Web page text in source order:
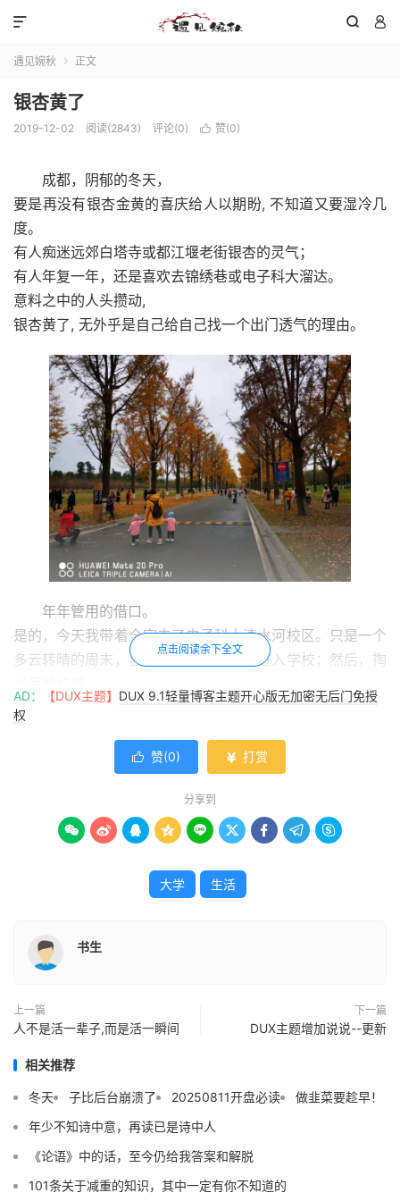
 

遇见婉秋  正文
银杏黄了
2019-12-02 阅读(2843) 评论(0)  赞(0)
成都，阴郁的冬天，
要是再没有银杏金黄的喜庆给人以期盼, 不知道又要湿冷几
度。
有人痴迷远郊白塔寺或都江堰老街银杏的灵气；
有人年复一年，还是喜欢去锦绣巷或电子科大溜达。
意料之中的人头攒动,
银杏黄了, 无外乎是自己给自己找一个出门透气的理由。
年年管用的借口。
是的，今天我带着全家去了电子科大清水河校区。只是一个
多云转晴的周末，自驾开车通过南二门进入学校；然后，掏
忘了哪年哪里的道听途说，电子科大集中了整个长江以
有一丝骄傲，用来说明电子科大银杏的规模盛大，并且够粗
点击阅读余下全文
AD： 【DUX主题】 DUX 9.1轻量博客主题开心版无加密无后门免授
权
 赞(0)  打赏
分享到
        
大学 生活
书生
上一篇
人不是活一辈子,而是活一瞬间
下一篇
DUX主题增加说说--更新
相关推荐
冬天 子比后台崩溃了 20250811开盘必读
做韭菜要趁早！
年少不知诗中意，再读已是诗中人
《论语》中的话，至今仍给我答案和解脱
101条关于减重的知识，其中一定有你不知道的